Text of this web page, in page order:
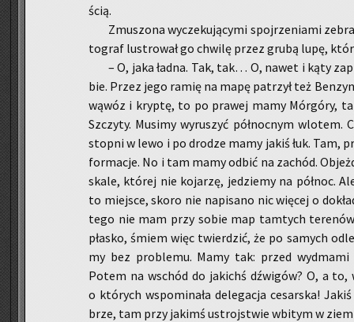
ścią.
Zmu­szo­na wy­cze­ku­ją­cy­mi spoj­rze­nia­mi
to­graf lu­stro­wał go chwi­lę przez grubą lupę,
– O, jaka ładna. Tak, tak… O, nawet i kąty
bie. Przez jego ramię na mapę pa­trzył też
wąwóz i kryp­tę, to po pra­wej mamy Mór­gó­ry,
Szczy­ty. Mu­si­my wy­ru­szyć pół­noc­nym wlo­tem.
stop­ni w lewo i po dro­dze mamy jakiś łuk. Tam,
for­ma­cje. No i tam mamy odbić na za­chód.
skale, któ­rej nie ko­ja­rzę, je­dzie­my na pół­noc.
to miej­sce, skoro nie na­pi­sa­no nic wię­cej o
tego nie mam przy sobie map tam­tych
pła­sko, śmiem więc twier­dzić, że po sa­mych
my bez pro­ble­mu. Mamy tak: przed
Potem na wschód do ja­kichś dźwi­gów? O, a
o któ­rych wspo­mi­na­ła de­le­ga­cja ce­sar­ska!
brze, tam przy ja­kimś ustroj­stwie wbi­tym w